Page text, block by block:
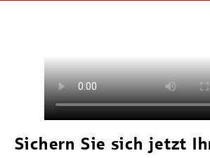
Sichern Sie sich jetzt